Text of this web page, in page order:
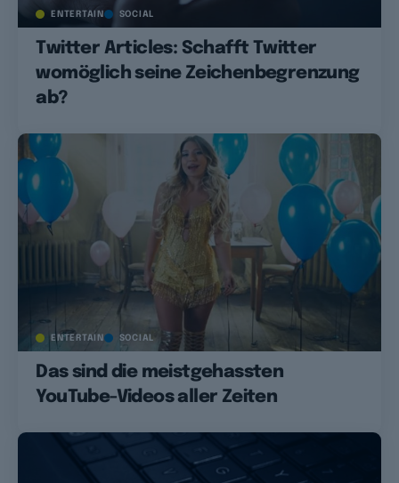
ENTERTAIN SOCIAL
Twitter Articles: Schafft Twitter
womöglich seine Zeichenbegrenzung
ab?
ENTERTAIN SOCIAL
Das sind die meistgehassten
YouTube-Videos aller Zeiten